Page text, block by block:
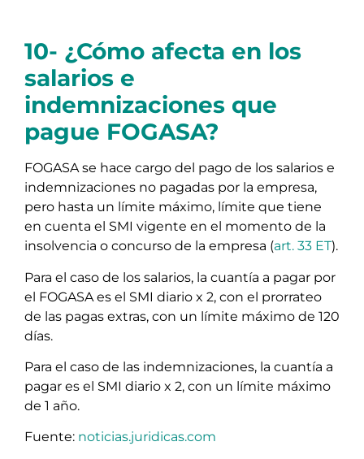
10- ¿Cómo afecta en los
salarios e
indemnizaciones que
pague FOGASA?
FOGASA se hace cargo del pago de los salarios e
indemnizaciones no pagadas por la empresa,
pero hasta un límite máximo, límite que tiene
en cuenta el SMI vigente en el momento de la
insolvencia o concurso de la empresa (art. 33 ET).
Para el caso de los salarios, la cuantía a pagar por
el FOGASA es el SMI diario x 2, con el prorrateo
de las pagas extras, con un límite máximo de 120
días.
Para el caso de las indemnizaciones, la cuantía a
pagar es el SMI diario x 2, con un límite máximo
de 1 año.
Fuente: noticias.juridicas.com